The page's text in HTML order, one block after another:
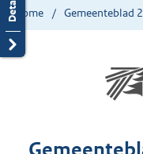
Home Gemeenteblad